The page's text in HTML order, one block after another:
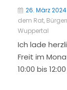
26. März 2024
dem Rat,
Wuppertal
Ich lade
Freit im
10:00 bis